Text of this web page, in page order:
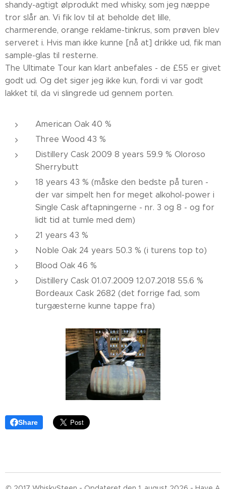
shandy-agtigt ølprodukt med whisky, som jeg næppe
tror slår an. Vi fik lov til at beholde det lille,
charmerende, orange reklame-tinkrus, som prøven blev
serveret i. Hvis man ikke kunne [nå at] drikke ud, fik man
sample-glas til resterne.
The Ultimate Tour kan klart anbefales - de £55 er givet
godt ud. Og det siger jeg ikke kun, fordi vi var godt
lakket til, da vi slingrede ud gennem porten.
American Oak 40 %
Three Wood 43 %
Distillery Cask 2009 8 years 59.9 % Oloroso
Sherrybutt
18 years 43 % (måske den bedste på turen -
der var simpelt hen for meget alkohol-power i
Single Cask aftapningerne - nr. 3 og 8 - og for
lidt tid at tumle med dem)
21 years 43 %
Noble Oak 24 years 50.3 % (i turens top to)
Blood Oak 46 %
Distillery Cask 01.07.2009 12.07.2018 55.6 %
Bordeaux Cask 2682 (det forrige fad, som
turgæsterne kunne tappe fra)
Share